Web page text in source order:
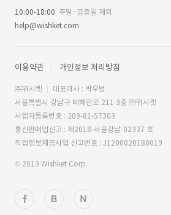
10:00-18:00 주말·공휴일 제외
help@wishket.com
이용약관 개인정보 처리방침
㈜위시켓
대표이사 : 박우범
서울특별시 강남구 테헤란로 211 3층 ㈜위시켓
사업자등록번호 : 209-81-57303
통신판매업신고 : 제2018-서울강남-02337 호
직업정보제공사업 신고번호 : J1200020180019
© 2013 Wishket Corp.